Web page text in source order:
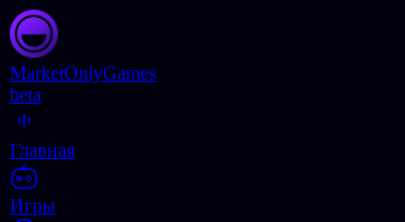
MarketOnlyGames
beta
Главная
Игры